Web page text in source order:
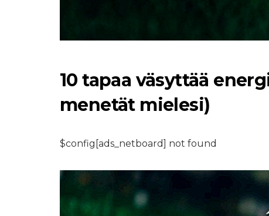
10 tapaa väsyttää
menetät mielesi)
$config[ads_netboard] not found
Kuinka pitää